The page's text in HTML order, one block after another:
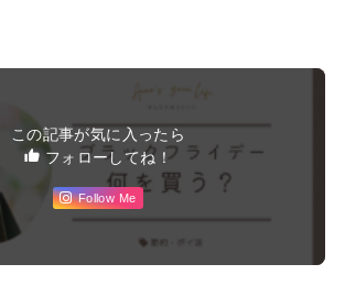
この記事が気に入ったら
フォローしてね！
Follow Me